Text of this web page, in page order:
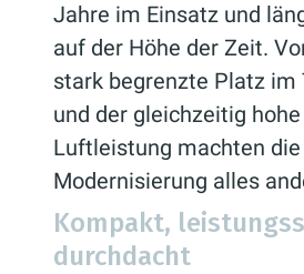
Jahre im Einsatz und
auf der Höhe der Zeit.
stark begrenzte Platz im
und der gleichzeitig
Luftleistung machten die
Modernisierung alles
Kompakt,
durchdacht